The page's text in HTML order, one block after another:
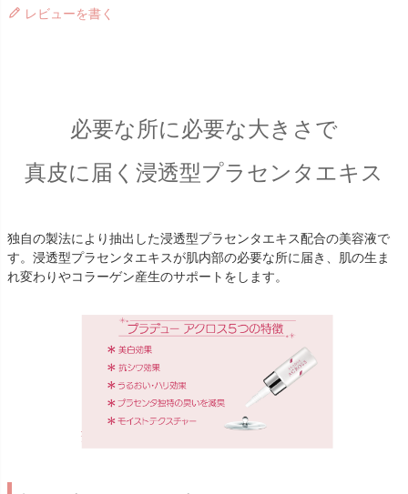
レビューを書く
必要な所に必要な大きさで
真皮に届く浸透型プラセンタエキス
独自の製法により抽出した浸透型プラセンタエキス配合の美容液で
す。浸透型プラセンタエキスが肌内部の必要な所に届き、肌の生ま
れ変わりやコラーゲン産生のサポートをします。